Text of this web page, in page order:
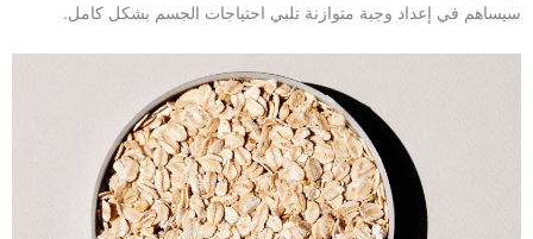
سيساهم في إعداد وجبة متوازنة تلبي احتياجات الجسم بشكل كامل.